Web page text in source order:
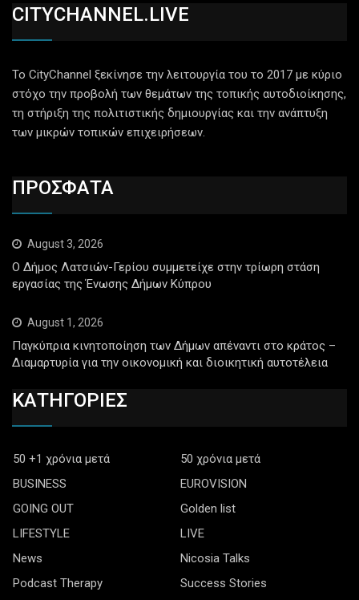
CITYCHANNEL.LIVE
Το CityChannel ξεκίνησε την λειτουργία του το 2017 με κύριο
στόχο την προβολή των θεμάτων της τοπικής αυτοδιοίκησης,
τη στήριξη της πολιτιστικής δημιουργίας και την ανάπτυξη
των μικρών τοπικών επιχειρήσεων.
ΠΡΟΣΦΑΤΑ
August 3, 2026
Ο Δήμος Λατσιών-Γερίου συμμετείχε στην τρίωρη στάση
εργασίας της Ένωσης Δήμων Κύπρου
August 1, 2026
Παγκύπρια κινητοποίηση των Δήμων απέναντι στο κράτος –
Διαμαρτυρία για την οικονομική και διοικητική αυτοτέλεια
ΚΑΤΗΓΟΡΙΕΣ
50 +1 χρόνια μετά
50 χρόνια μετά
BUSINESS
EUROVISION
GOING OUT
Golden list
LIFESTYLE
LIVE
News
Nicosia Talks
Podcast Therapy
Success Stories